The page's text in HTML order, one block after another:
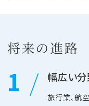
将来の進路
1 幅広い
旅行業、航